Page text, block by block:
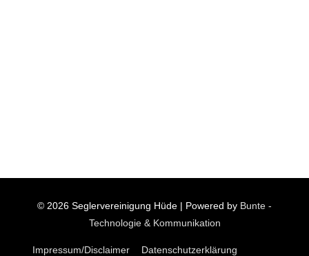
© 2026 Seglervereinigung Hüde | Powered by Bunte -
Technologie & Kommunikation
Impressum/Disclaimer Datenschutzerklärung